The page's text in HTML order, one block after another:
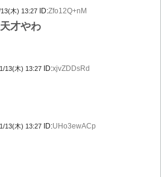
木) 13:27 ID:Zfo12Q+nM
才やわ
13(木) 13:27 ID:xjvZDDsRd
13(木) 13:27 ID:UHo3ewACp